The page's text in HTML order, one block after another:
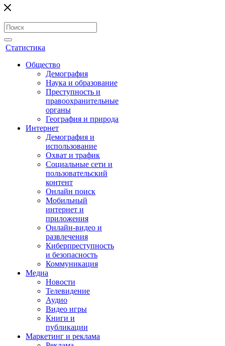
Статистика
Общество
Демография
Наука и образование
Преступность и
правоохранительные
органы
География и природа
Интернет
Демография и
использование
Охват и трафик
Социальные сети и
пользовательский
контент
Онлайн поиск
Мобильный
интернет и
приложения
Онлайн-видео и
развлечения
Киберпреступность
и безопасность
Коммуникация
Медиа
Новости
Телевидение
Аудио
Видео игры
Книги и
публикации
Маркетинг и реклама